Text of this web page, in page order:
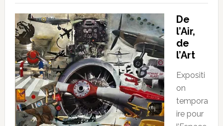
De
l’Air,
de
l’Art
Expositi
on
tempora
ire pour